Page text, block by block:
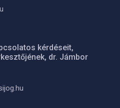
kérdéseit,
dr. Jámbor